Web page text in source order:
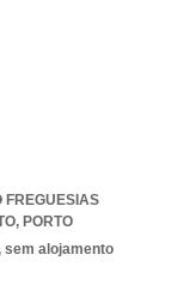
FREGUESIAS
, PORTO
alojamento